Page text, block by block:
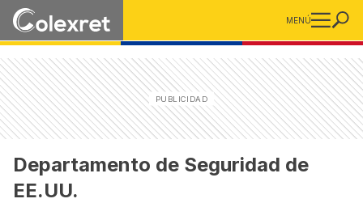
MENÚ
Departamento de Seguridad de
EE.UU.